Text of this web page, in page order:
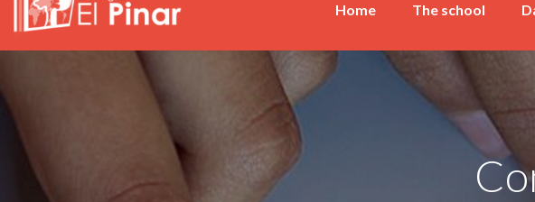
Home The school